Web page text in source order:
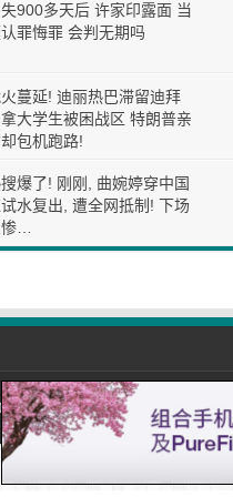
900多天后 许家印露面 当
罪悔罪 会判无期吗
蔓延! 迪丽热巴滞留迪拜
大学生被困战区 特朗普亲
包机跑路!
爆了! 刚刚, 曲婉婷穿中国
水复出, 遭全网抵制! 下场
…
加国观察-01simple.com All